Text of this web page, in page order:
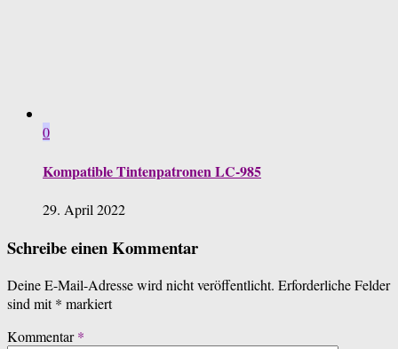
0
Kompatible Tintenpatronen LC-985
29. April 2022
Schreibe einen Kommentar
Deine E-Mail-Adresse wird nicht veröffentlicht. Erforderliche Felder
sind mit* markiert
Kommentar*